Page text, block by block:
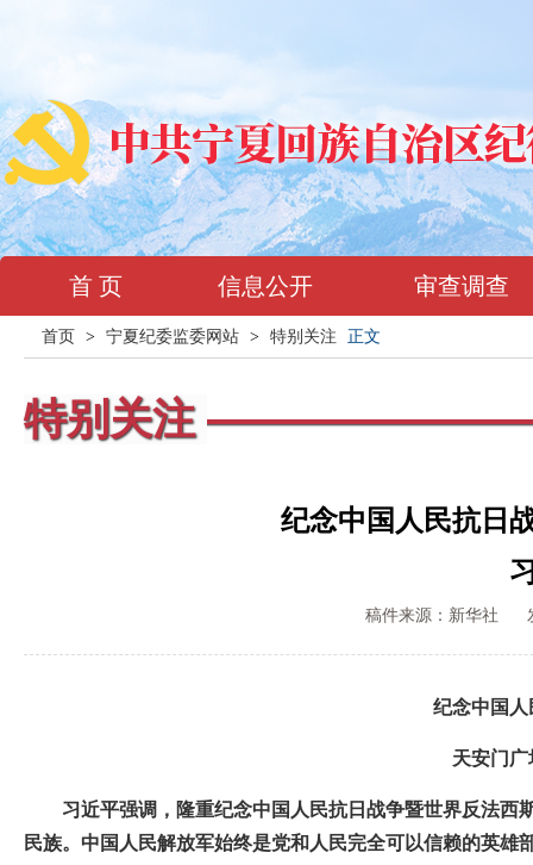
首 页 信息公开 审查调查
首页 > 宁夏纪委监委网站 > 特别关注 正文
特别关注
纪念中国人民抗日
稿件来源：新华社
纪念中国
天安门
习近平强调，隆重纪念中国人民抗日战争暨世界反法
民族。中国人民解放军始终是党和人民完全可以信赖的英